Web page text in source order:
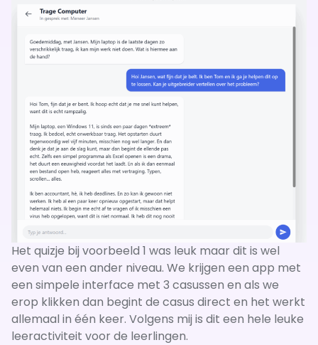
Het quizje bij voorbeeld 1 was leuk maar dit is wel
even van een ander niveau. We krijgen een app met
een simpele interface met 3 casussen en als we
erop klikken dan begint de casus direct en het werkt
allemaal in één keer. Volgens mij is dit een hele leuke
leeractiviteit voor de leerlingen.